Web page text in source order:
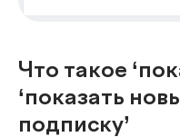
Что такое
‘показать
подписку’